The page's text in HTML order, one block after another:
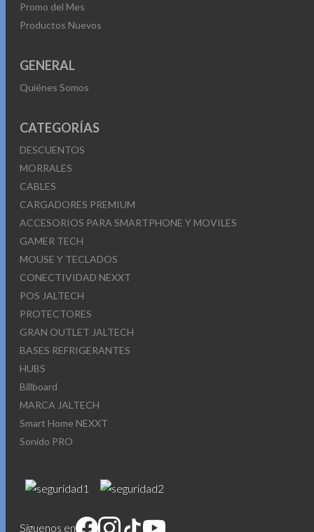
Promo del Mes
Productos Nuevos
GENERAL
Quiénes Somos
CATEGORÍAS
DESCUENTOS
MORRALES
CABLES
CARGADORES PREMIUM
ACCESORIOS PARA SMARTPHONE Y MOVILES
GAMER TECH
MOUSE Y TECLADOS
CONECTIVIDAD NEXXT
POS JALTECH
PROTECTORES
GRAN OUTLET JALTECH
BASES REFRIGERANTES
HUBS
Billboard
MARCA JALTECH
Smart Home NEXXT
Sonido PRO
Síguenos en